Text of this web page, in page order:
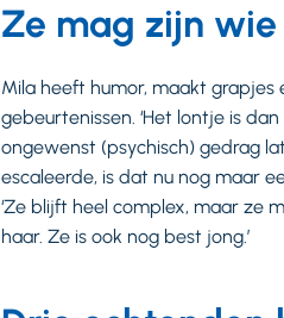
Ze mag zijn wie
Mila heeft humor, maakt grapjes
gebeurtenissen. ‘Het lontje is
ongewenst (psychisch) gedrag
escaleerde, is dat nu nog maar
‘Ze blijft heel complex, maar ze
haar. Ze is ook nog best jong.’